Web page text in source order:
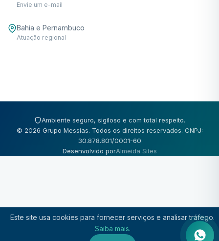
Envie um e-mail
Bahia e Pernambuco
Atuação regional
Ambiente seguro, sigiloso e com total respeito.
© 2026 Grupo Messias. Todos os direitos reservados. CNPJ:
30.878.801/0001-60
Desenvolvido porAlmeida Sites
Este site usa cookies para fornecer serviços e analisar tráfego.
Saiba mais.